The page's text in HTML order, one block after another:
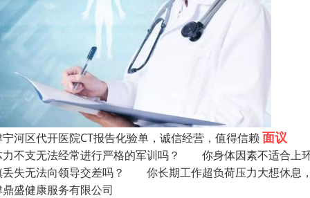
河区代开医院CT报告化验单，诚信经营，值得信赖 面议
力不支无法经常进行严格的军训吗？ 你身体因素不适合
丢失无法向领导交差吗？ 你长期工作超负荷压力大想休息
盛健康服务有限公司